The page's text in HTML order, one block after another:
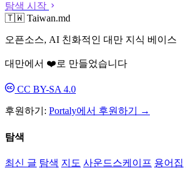
탐색 시작
🇹🇼 Taiwan.md
오픈소스, AI 친화적인 대만 지식 베이스
대만에서 ❤️로 만들었습니다
CC BY-SA 4.0
후원하기: Portaly에서 후원하기 →
탐색
최신 글 탐색 지도 사운드스케이프 용어집